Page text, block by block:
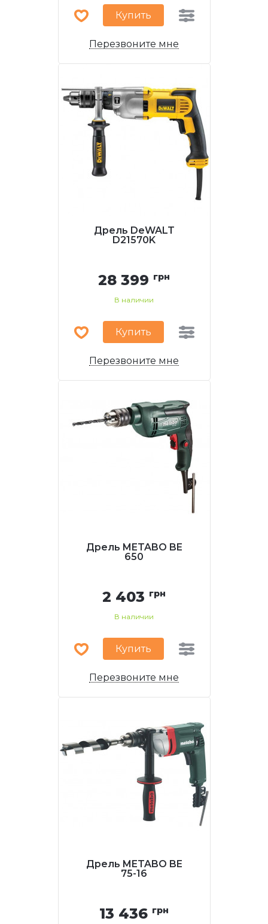
Купить
Перезвоните мне
Дрель DeWALT
D21570K
28 399 грн
В наличии
Купить
Перезвоните мне
Дрель METABO BE
650
2 403 грн
В наличии
Купить
Перезвоните мне
Дрель METABO BE
75-16
13 436 грн